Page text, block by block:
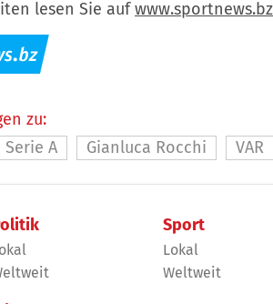
lesen Sie aufwww.sportnews.bz
zu:
Serie A Gianluca Rocchi VAR
Sport
Lokal
Weltweit